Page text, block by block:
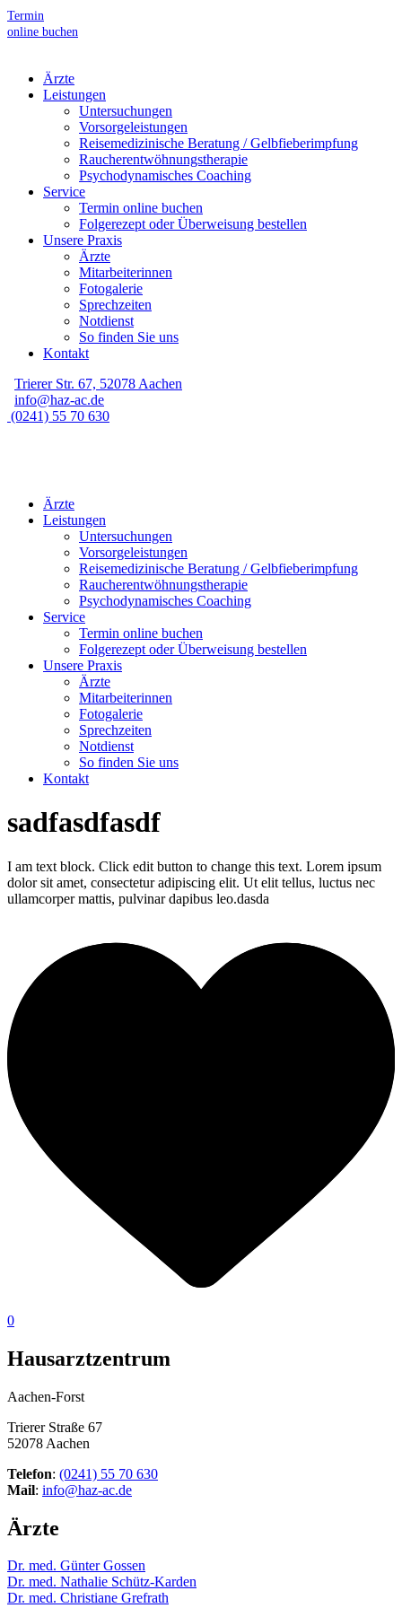
Termin
online buchen
Ärzte
Leistungen
Untersuchungen
Vorsorgeleistungen
Reisemedizinische Beratung / Gelbfieberimpfung
Raucherentwöhnungstherapie
Psychodynamisches Coaching
Service
Termin online buchen
Folgerezept oder Überweisung bestellen
Unsere Praxis
Ärzte
Mitarbeiterinnen
Fotogalerie
Sprechzeiten
Notdienst
So finden Sie uns
Kontakt
Trierer Str. 67, 52078 Aachen
info@haz-ac.de
(0241) 55 70 630
Ärzte
Leistungen
Untersuchungen
Vorsorgeleistungen
Reisemedizinische Beratung / Gelbfieberimpfung
Raucherentwöhnungstherapie
Psychodynamisches Coaching
Service
Termin online buchen
Folgerezept oder Überweisung bestellen
Unsere Praxis
Ärzte
Mitarbeiterinnen
Fotogalerie
Sprechzeiten
Notdienst
So finden Sie uns
Kontakt
sadfasdfasdf
I am text block. Click edit button to change this text. Lorem ipsum
dolor sit amet, consectetur adipiscing elit. Ut elit tellus, luctus nec
ullamcorper mattis, pulvinar dapibus leo.dasda
0
Hausarztzentrum
Aachen-Forst
Trierer Straße 67
52078 Aachen
Telefon: (0241) 55 70 630
Mail: info@haz-ac.de
Ärzte
Dr. med. Günter Gossen
Dr. med. Nathalie Schütz-Karden
Dr. med. Christiane Grefrath